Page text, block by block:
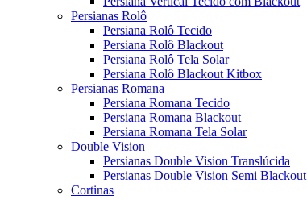
Persianas Rolô
Persiana Rolô Tecido
Persiana Rolô Blackout
Persiana Rolô Tela Solar
Persiana Rolô Blackout Kitbox
Persianas Romana
Persiana Romana Tecido
Persiana Romana Blackout
Persiana Romana Tela Solar
Double Vision
Persianas Double Vision Translúcida
Persianas Double Vision Semi Blackout
Cortinas